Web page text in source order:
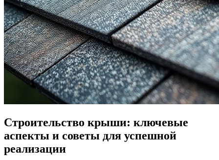
Строительство крыши: ключевые
аспекты и советы для успешной
реализации